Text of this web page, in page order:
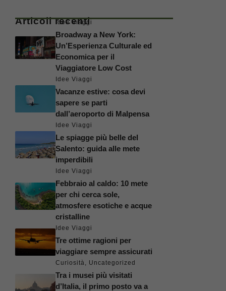
Articoli recenti
Idee Viaggi
Broadway a New York:
Un’Esperienza Culturale ed
Economica per il
Viaggiatore Low Cost
Idee Viaggi
Vacanze estive: cosa devi
sapere se parti
dall’aeroporto di Malpensa
Idee Viaggi
Le spiagge più belle del
Salento: guida alle mete
imperdibili
Idee Viaggi
Febbraio al caldo: 10 mete
per chi cerca sole,
atmosfere esotiche e acque
cristalline
Idee Viaggi
Tre ottime ragioni per
viaggiare sempre assicurati
Curiosità Uncategorized
Tra i musei più visitati
d’Italia, il primo posto va a